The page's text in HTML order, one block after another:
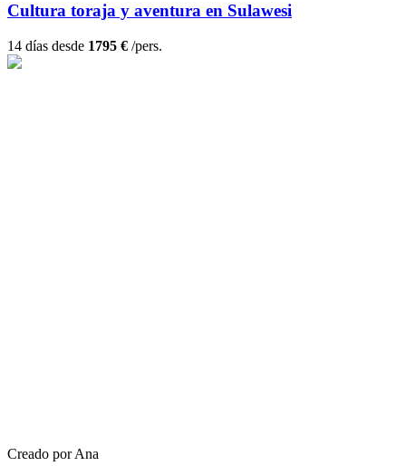
Cultura toraja y aventura en Sulawesi
14 días desde 1795 € /pers.
Creado por Ana